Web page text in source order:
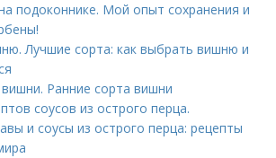
подоконнике. Мой опыт сохранения и
Лучшие сорта: как выбрать вишню и
Ранние сорта вишни
соусов из острого перца.
и соусы из острого перца: рецепты